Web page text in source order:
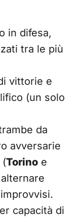
in difesa,
tra le più
vittorie e
(un solo
da
avversarie
(Torino e
capacità di